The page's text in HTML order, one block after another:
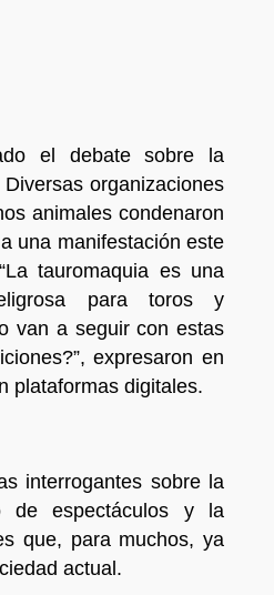
el debate sobre la
organizaciones
animales condenaron
una manifestación este
tauromaquia es una
para toros y
van a seguir con estas
expresaron en
plataformas digitales.
interrogantes sobre la
de espectáculos y la
que, para muchos, ya
actual.